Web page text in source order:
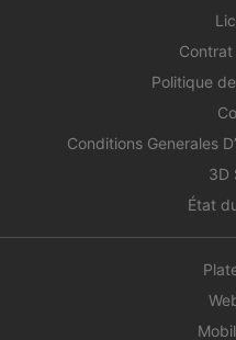
Politique
Conditions Generales
3D
État